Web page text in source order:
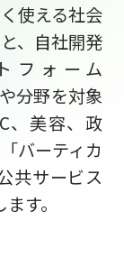
使える社会
、自社開発
フォーム
分野を対象
、美容、政
バーティカ
共サービス
す。